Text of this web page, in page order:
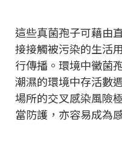
這些真菌孢子可藉由
接接觸被污染的生活
行傳播。環境中黴菌
潮濕的環境中存活數
場所的交叉感染風險
當防護，亦容易成為